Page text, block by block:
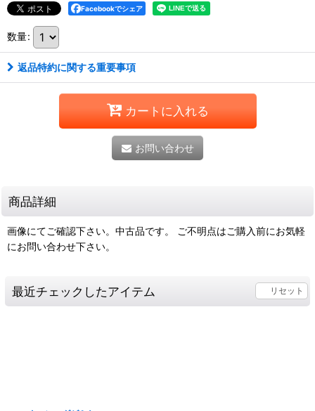
Facebookでシェア
数量:
返品特約に関する重要事項
カートに入れる
お問い合わせ
商品詳細
画像にてご確認下さい。中古品です。 ご不明点はご購入前にお気軽
にお問い合わせ下さい。
最近チェックしたアイテム リセット